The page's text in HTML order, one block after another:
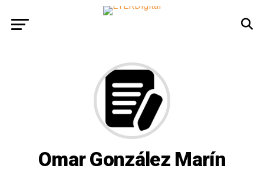
Omar González Marín